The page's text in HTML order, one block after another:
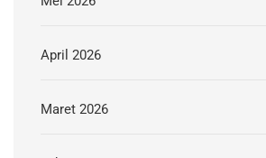
April 2026
Maret 2026